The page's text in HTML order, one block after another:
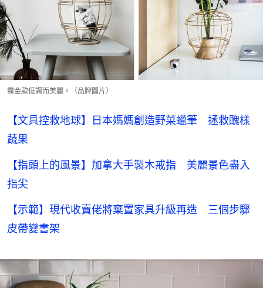
霧金款低調而美麗。（品牌圖片）
【文具控救地球】日本媽媽創造野菜蠟筆 拯救醜樣
蔬果
【指頭上的風景】加拿大手製木戒指 美麗景色盡入
指尖
【示範】現代收賣佬將棄置家具升級再造 三個步驟
皮帶變書架